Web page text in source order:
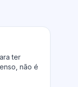
ter
não é